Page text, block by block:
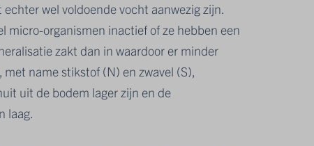
wel voldoende vocht aanwezig zijn.
micro-organismen inactief of ze hebben een
zakt dan in waardoor er minder
name stikstof (N) en zwavel (S),
uit de bodem lager zijn en de
laag.